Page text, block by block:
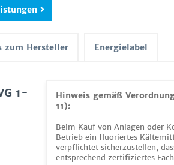
zum Hersteller Energielabel
Hinweis gemäß
11):
Beim Kauf von Anlagen oder
Betrieb ein fluoriertes
verpflichtet sicherzustellen,
entsprechend zertifiziertes
1-